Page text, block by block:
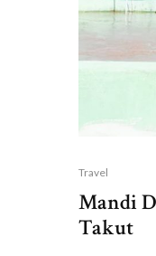
Travel
Mandi
Takut